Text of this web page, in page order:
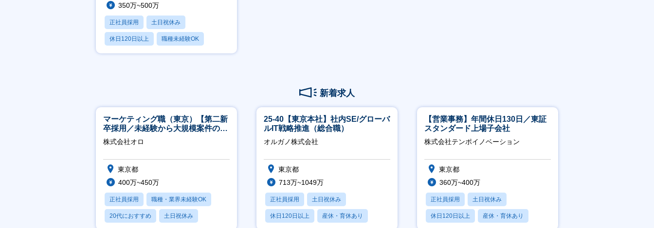
350万~500万
正社員採用 土日祝休み
休日120日以上 職種未経験OK
産休・育休あり
新着求人
マーケティング職（東京）【第二新
卒採用／未経験から大規模案件のマ
ーケティングが経験できる／研修充
実】
株式会社オロ
東京都
400万~450万
正社員採用 職種・業界未経験OK
20代におすすめ 土日祝休み
25-40【東京本社】社内SE/グローバ
ルIT戦略推進（総合職）
オルガノ株式会社
東京都
713万~1049万
正社員採用 土日祝休み
休日120日以上 産休・育休あり
【営業事務】年間休日130日／東証
スタンダード上場子会社
株式会社テンポイノベーション
東京都
360万~400万
正社員採用 土日祝休み
休日120日以上 産休・育休あり